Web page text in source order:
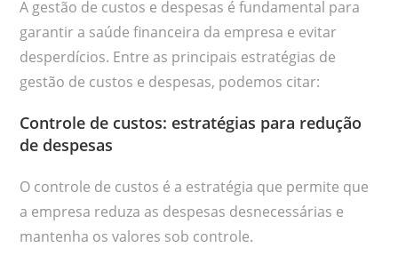
A gestão de custos e despesas é fundamental para
garantir a saúde financeira da empresa e evitar
desperdícios. Entre as principais estratégias de
gestão de custos e despesas, podemos citar:
Controle de custos: estratégias para redução
de despesas
O controle de custos é a estratégia que permite que
a empresa reduza as despesas desnecessárias e
mantenha os valores sob controle.